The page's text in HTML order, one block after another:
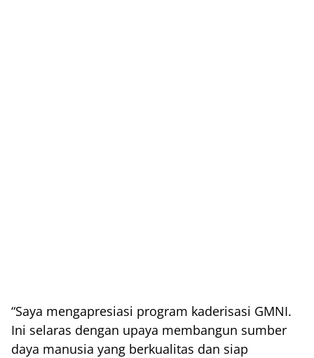
“Saya mengapresiasi program kaderisasi GMNI.
Ini selaras dengan upaya membangun sumber
daya manusia yang berkualitas dan siap